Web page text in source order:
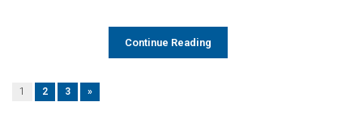
Continue Reading
1 2 3 »